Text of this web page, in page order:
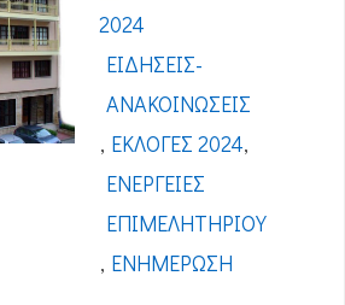
2024
ΕΙΔΉΣΕΙΣ-
ΑΝΑΚΟΙΝΏΣΕΙΣ
, ΕΚΛΟΓΈΣ 2024,
ΕΝΈΡΓΕΙΕΣ
ΕΠΙΜΕΛΗΤΗΡΊΟΥ
, ΕΝΗΜΈΡΩΣΗ